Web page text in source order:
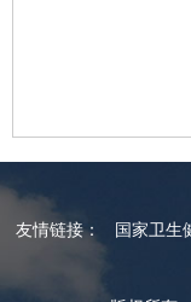
友情链接： 国家卫生